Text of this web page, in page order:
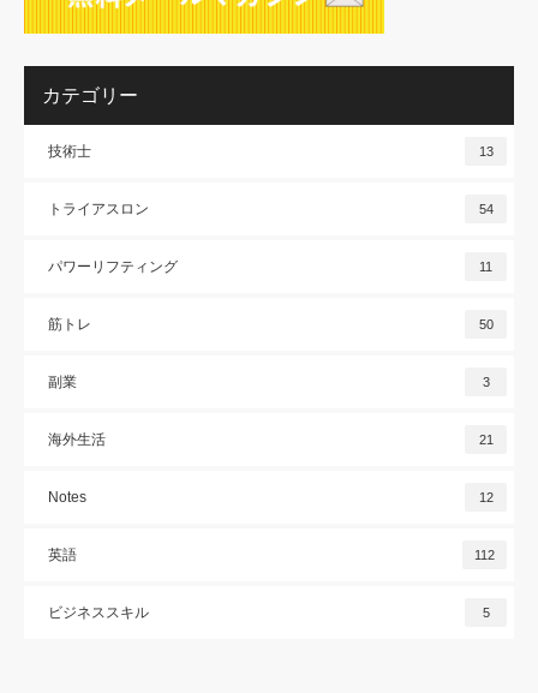
カテゴリー
技術士 13
トライアスロン 54
パワーリフティング 11
筋トレ 50
副業 3
海外生活 21
Notes 12
英語 112
ビジネススキル 5